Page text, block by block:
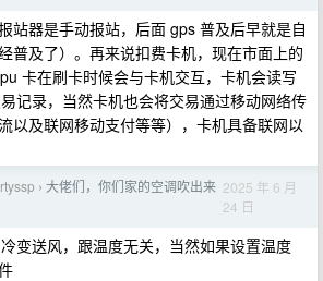
站器是手动报站，后面 gps 普及后早就是自
普及了）。再来说扣费卡机，现在市面上的
卡在刷卡时候会与卡机交互，卡机会读写
记录，当然卡机也会将交易通过移动网络传
以及联网移动支付等等），卡机具备联网以
› 大佬们，你们家的空调吹出来 2025 年 6 月
24 日
变送风，跟温度无关，当然如果设置温度